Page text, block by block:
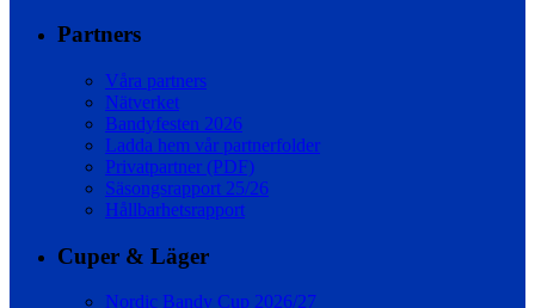
Partners
Våra partners
Nätverket
Bandyfesten 2026
Ladda hem vår partnerfolder
Privatpartner (PDF)
Säsongsrapport 25/26
Hållbarhetsrapport
Cuper & Läger
Nordic Bandy Cup 2026/27